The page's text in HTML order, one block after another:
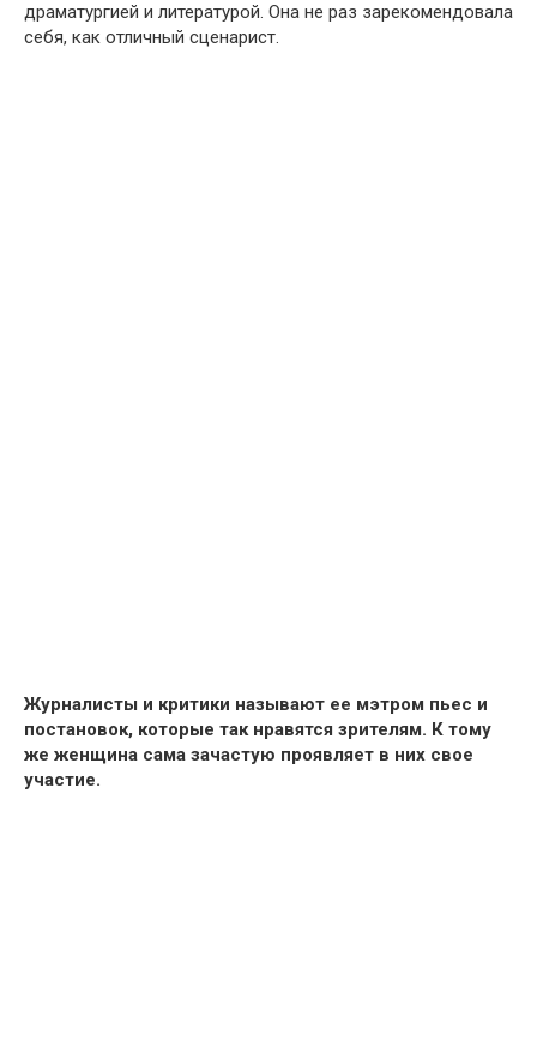
драматургией и литературой. Она не раз зарекомендовала
себя, как отличный сценарист.
Журналисты и критики называют ее мэтром пьес и
постановок, которые так нравятся зрителям. К тому
же женщина сама зачастую проявляет в них свое
участие.